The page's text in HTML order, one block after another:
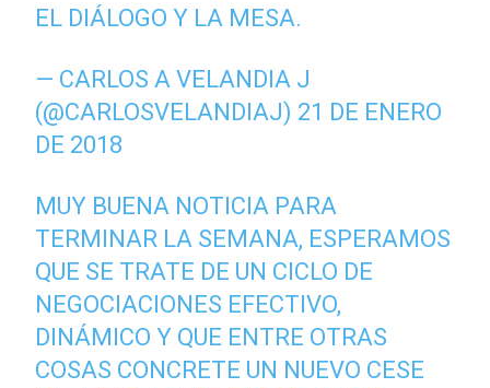
EL DIÁLOGO Y LA MESA.
— CARLOS A VELANDIA J
(@CARLOSVELANDIAJ) 21 DE ENERO
DE 2018
MUY BUENA NOTICIA PARA
TERMINAR LA SEMANA, ESPERAMOS
QUE SE TRATE DE UN CICLO DE
NEGOCIACIONES EFECTIVO,
DINÁMICO Y QUE ENTRE OTRAS
COSAS CONCRETE UN NUEVO CESE